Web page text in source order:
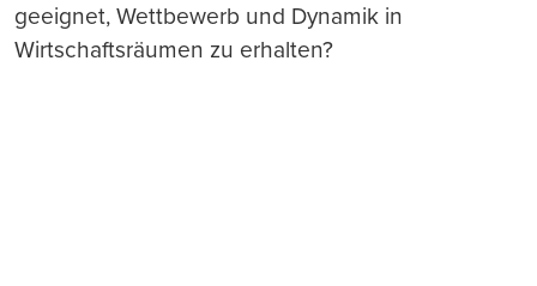
geeignet, Wettbewerb und Dynamik in
Wirtschaftsräumen zu erhalten?